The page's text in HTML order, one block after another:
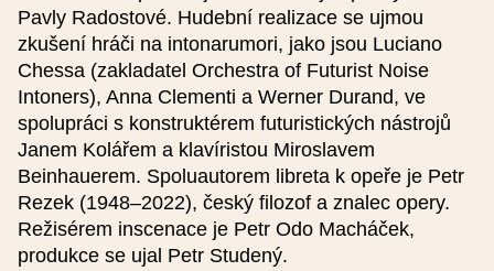
Pavly Radostové. Hudební realizace se ujmou
zkušení hráči na intonarumori, jako jsou Luciano
Chessa (zakladatel Orchestra of Futurist Noise
Intoners), Anna Clementi a Werner Durand, ve
spolupráci s konstruktérem futuristických nástrojů
Janem Kolářem a klavíristou Miroslavem
Beinhauerem. Spoluautorem libreta k opeře je Petr
Rezek (1948–2022), český filozof a znalec opery.
Režisérem inscenace je Petr Odo Macháček,
produkce se ujal Petr Studený.
E-mail
Mobil
Na uvedený e-mail Vám dojde shrnutí.
Souhlasím se zpracováním osobních údajů.
GDPR.
Formulář je chráněn službou reCAPTCHA od společnosti Google.